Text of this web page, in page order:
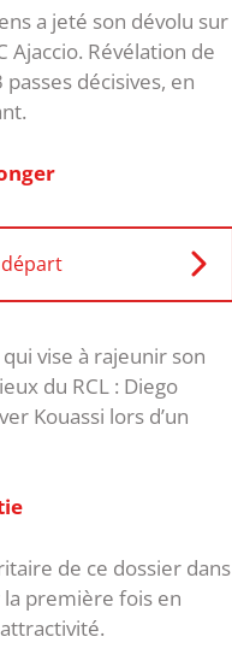
a jeté son dévolu sur
Ajaccio. Révélation de
décisives, en
départ
vise à rajeunir son
du RCL : Diego
Kouassi lors d’un
de ce dossier dans
première fois en